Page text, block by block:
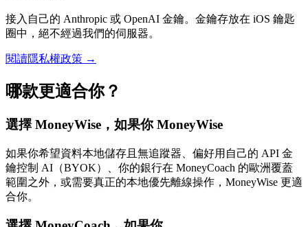
接入自己的 Anthropic 或 OpenAI 金鑰。金鑰存放在 iOS 鑰匙
圈中，絕不經過我們的伺服器。
閱讀隱私權政策 →
哪款更適合你？
選擇 MoneyWise，如果你 MoneyWise
如果你希望資料本地儲存且無追蹤器、偏好用自己的 API 金
鑰控制 AI（BYOK）、你的銀行在 MoneyCoach 的歐洲覆蓋
範圍之外，或需要真正的本地優先離線操作，MoneyWise 更適
合你。